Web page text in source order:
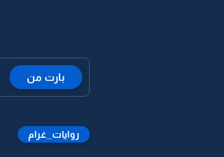
بارت من
روايات_غرام